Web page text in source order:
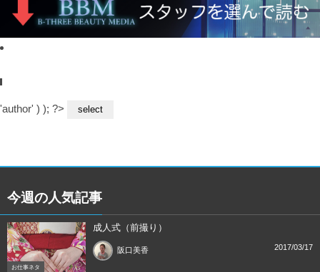
'author' ) ); ?>
今週の人気記事
お仕事ネタ
成人式（前撮り）
阪口美香 2017/03/17